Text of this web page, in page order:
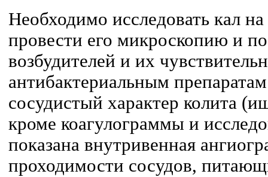
Необходимо исследовать кал
провести его микроскопию и
возбудителей и их
антибактериальным
сосудистый характер колита
кроме коагулограммы и
показана внутривенная
проходимости сосудов,